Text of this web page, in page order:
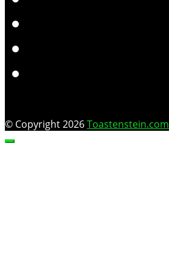
© Copyright 2026Toastenstein.com